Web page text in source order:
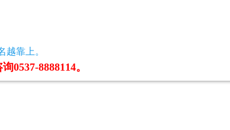
越靠上。
0537-8888114。